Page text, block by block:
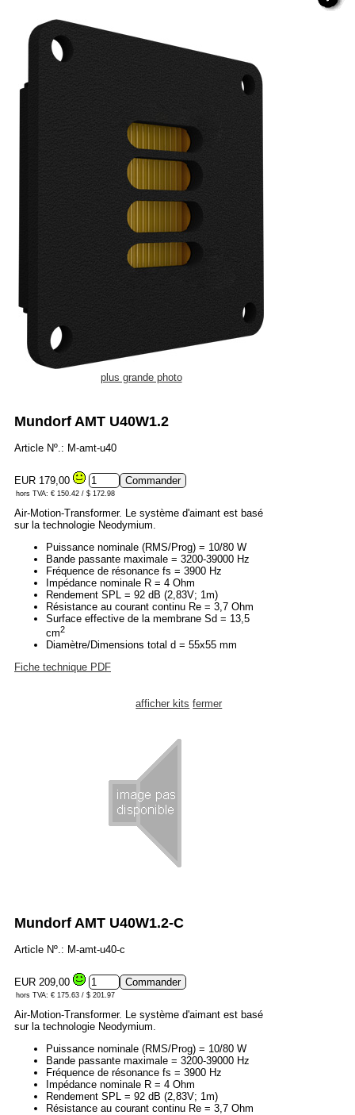
plus grande photo
Mundorf AMT U40W1.2
Article Nº.: M-amt-u40
EUR 179,00
hors TVA: € 150.42 / $ 172.98
Air-Motion-Transformer. Le système d'aimant est basé
sur la technologie Neodymium.
Puissance nominale (RMS/Prog) = 10/80 W
Bande passante maximale = 3200-39000 Hz
Fréquence de résonance fs = 3900 Hz
Impédance nominale R = 4 Ohm
Rendement SPL = 92 dB (2,83V; 1m)
Résistance au courant continu Re = 3,7 Ohm
Surface effective de la membrane Sd = 13,5
cm2
Diamètre/Dimensions total d = 55x55 mm
Fiche technique PDF
afficher kits fermer
Mundorf AMT U40W1.2-C
Article Nº.: M-amt-u40-c
EUR 209,00
hors TVA: € 175.63 / $ 201.97
Air-Motion-Transformer. Le système d'aimant est basé
sur la technologie Neodymium.
Puissance nominale (RMS/Prog) = 10/80 W
Bande passante maximale = 3200-39000 Hz
Fréquence de résonance fs = 3900 Hz
Impédance nominale R = 4 Ohm
Rendement SPL = 92 dB (2,83V; 1m)
Résistance au courant continu Re = 3,7 Ohm